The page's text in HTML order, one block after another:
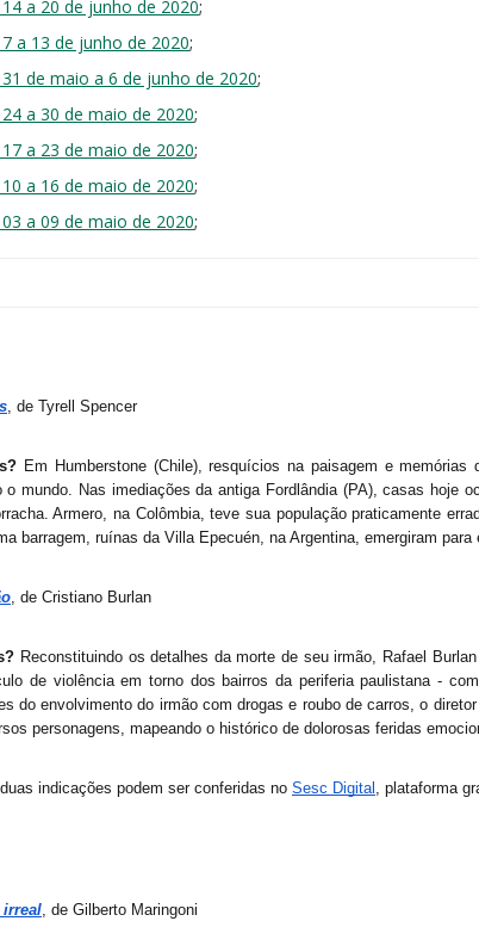
a 20 de junho de 2020;
a 13 de junho de 2020;
de maio a 6 de junho de 2020;
a 30 de maio de 2020;
a 23 de maio de 2020;
a 16 de maio de 2020;
a 09 de maio de 2020;
, de Tyrell Spencer
Em Humberstone (Chile), resquícios na paisagem e
o mundo. Nas imediações da antiga Fordlândia (PA), casas hoje
Armero, na Colômbia, teve sua população praticamente
barragem, ruínas da Villa Epecuén, na Argentina, emergiram
, de Cristiano Burlan
Reconstituindo os detalhes da morte de seu irmão, Rafael
de violência em torno dos bairros da periferia paulistana -
do envolvimento do irmão com drogas e roubo de carros, o
personagens, mapeando o histórico de dolorosas feridas
indicações podem ser conferidas no Sesc Digital , plataforma
irreal, de Gilberto Maringoni